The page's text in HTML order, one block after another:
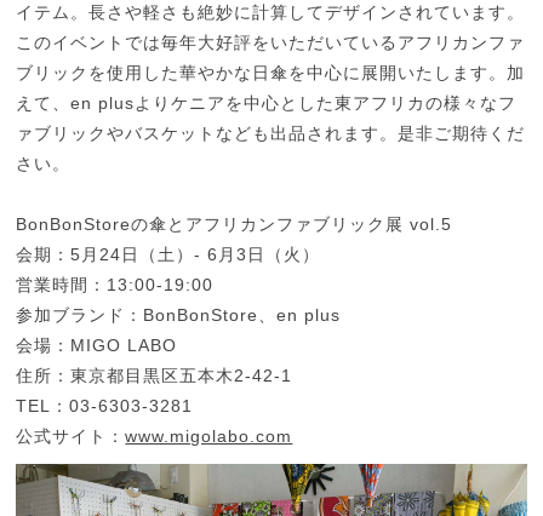
イテム。長さや軽さも絶妙に計算してデザインされています。
このイベントでは毎年大好評をいただいているアフリカンファ
ブリックを使用した華やかな日傘を中心に展開いたします。加
えて、en plusよりケニアを中心とした東アフリカの様々なフ
ァブリックやバスケットなども出品されます。是非ご期待くだ
さい。
BonBonStoreの傘とアフリカンファブリック展 vol.5
会期：5月24日（土）- 6月3日（火）
営業時間：13:00-19:00
参加ブランド：BonBonStore、en plus
会場：MIGO LABO
住所：東京都目黒区五本木2-42-1
TEL：03-6303-3281
公式サイト：www.migolabo.com